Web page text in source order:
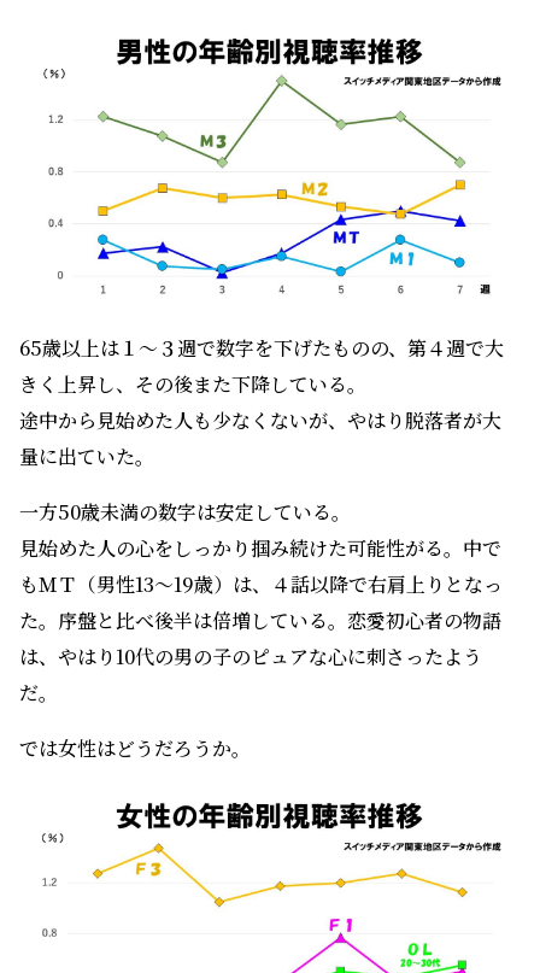
65歳以上は１～３週で数字を下げたものの、第４週で大
きく上昇し、その後また下降している。
途中から見始めた人も少なくないが、やはり脱落者が大
量に出ていた。
一方50歳未満の数字は安定している。
見始めた人の心をしっかり掴み続けた可能性がる。中で
もＭＴ（男性13～19歳）は、４話以降で右肩上りとなっ
た。序盤と比べ後半は倍増している。恋愛初心者の物語
は、やはり10代の男の子のピュアな心に刺さったよう
だ。
では女性はどうだろうか。